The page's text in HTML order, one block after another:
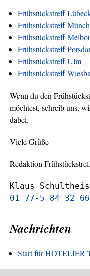
Frühstückstreff
Frühstückstreff
Frühstückstreff
Frühstückstreff
Frühstückstreff Ulm
Frühstückstreff
Wenn du den
möchtest, schreib uns,
dabei.
Viele Grüße
Redaktion
Klaus Schultheis
01 77-5 84 32 66
Nachrichten
Start für HOTELIER